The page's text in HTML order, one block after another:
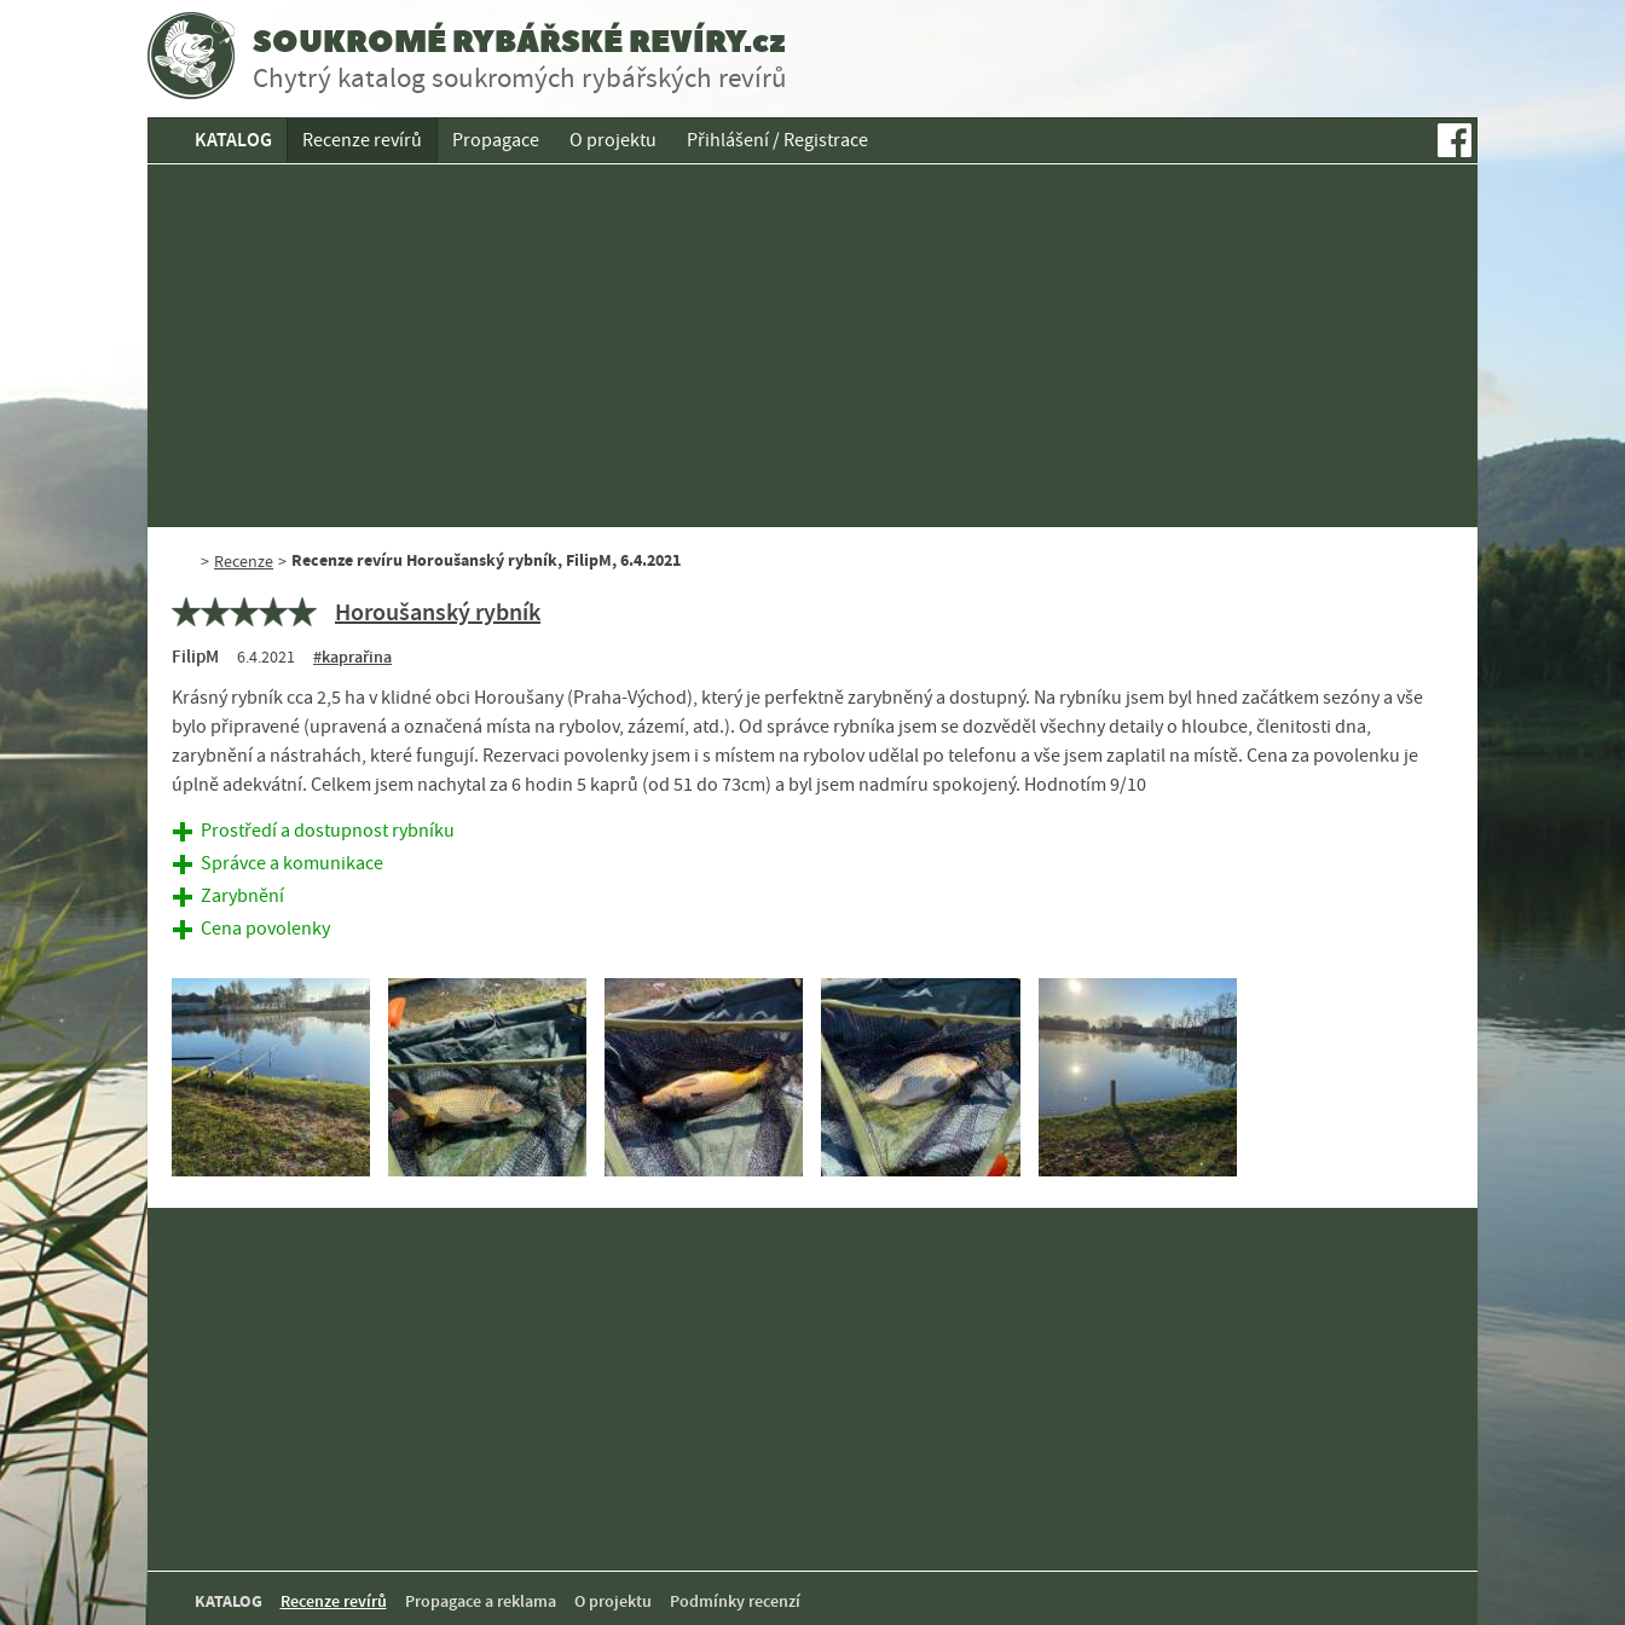
SOUKROMÉ RYBÁŘSKÉ REVÍRY.cz
Chytrý katalog soukromých rybářských revírů
KATALOG Recenze revírů Propagace O projektu Přihlášení / Registrace
> Recenze > Recenze revíru Horoušanský rybník, FilipM, 6.4.2021
Horoušanský rybník
FilipM 6.4.2021 #kaprařina
Krásný rybník cca 2,5 ha v klidné obci Horoušany (Praha-Východ), který je perfektně zarybněný a dostupný. Na rybníku jsem byl hned začátkem sezóny a vše
bylo připravené (upravená a označená místa na rybolov, zázemí, atd.). Od správce rybníka jsem se dozvěděl všechny detaily o hloubce, členitosti dna,
zarybnění a nástrahách, které fungují. Rezervaci povolenky jsem i s místem na rybolov udělal po telefonu a vše jsem zaplatil na místě. Cena za povolenku je
úplně adekvátní. Celkem jsem nachytal za 6 hodin 5 kaprů (od 51 do 73cm) a byl jsem nadmíru spokojený. Hodnotím 9/10
Prostředí a dostupnost rybníku
Správce a komunikace
Zarybnění
Cena povolenky
KATALOG Recenze revírů Propagace a reklama O projektu Podmínky recenzí